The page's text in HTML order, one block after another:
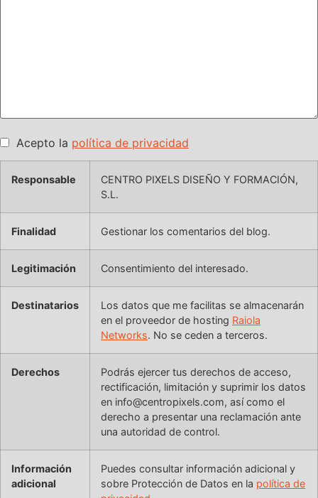
Acepto la política de privacidad
Responsable
CENTRO PIXELS DISEÑO Y FORMACIÓN,
S.L.
Finalidad Gestionar los comentarios del blog.
Legitimación Consentimiento del interesado.
Destinatarios
Los datos que me facilitas se almacenarán
en el proveedor de hosting Raiola
Networks. No se ceden a terceros.
Derechos
Podrás ejercer tus derechos de acceso,
rectificación, limitación y suprimir los datos
en info@centropixels.com, así como el
derecho a presentar una reclamación ante
una autoridad de control.
Información
adicional
Puedes consultar información adicional y
sobre Protección de Datos en la política de